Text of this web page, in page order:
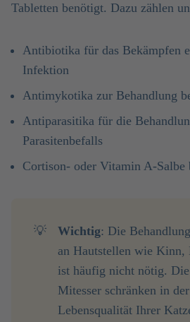
Tabletten benötigt. Dazu zählen
Antibiotika für das Bekämpfen
Infektion
Antimykotika zur Behandlung
Antiparasitika für die
Parasitenbefalls
Cortison- oder Vitamin A-Salbe
💡 Wichtig: Die
an Hautstellen wie Kinn,
ist häufig nicht nötig.
Mitesser schränken in
Lebensqualität Ihrer